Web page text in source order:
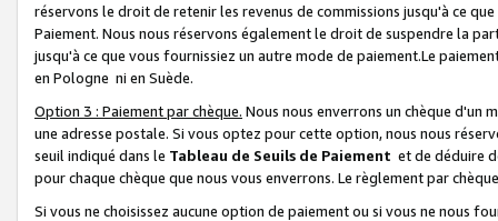
réservons le droit de retenir les revenus de commissions jusqu'à ce
Paiement. Nous nous réservons également le droit de suspendre la
jusqu'à ce que vous fournissiez un autre mode de paiement.Le
en Pologne ni en Suède.
Option 3 : Paiement par chèque. Nous nous enverrons un chèque d'un
une adresse postale. Si vous optez pour cette option, nous nous
seuil indiqué dans le Tableau de Seuils de Paiement et de déduire
pour chaque chèque que nous vous enverrons. Le règlement par
Si vous ne choisissez aucune option de paiement ou si vous ne nous